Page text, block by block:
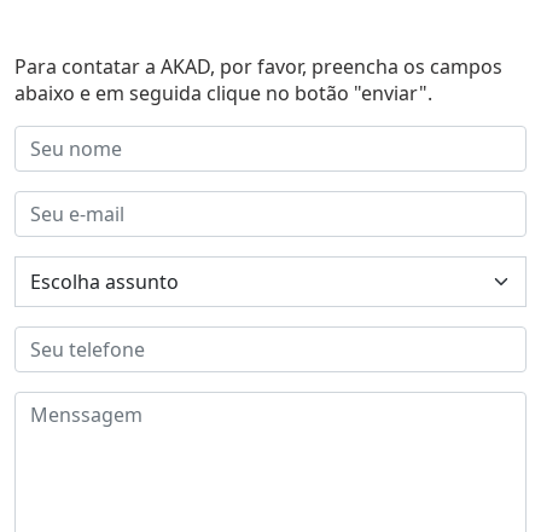
Para contatar a AKAD, por favor, preencha os campos
abaixo e em seguida clique no botão "enviar".